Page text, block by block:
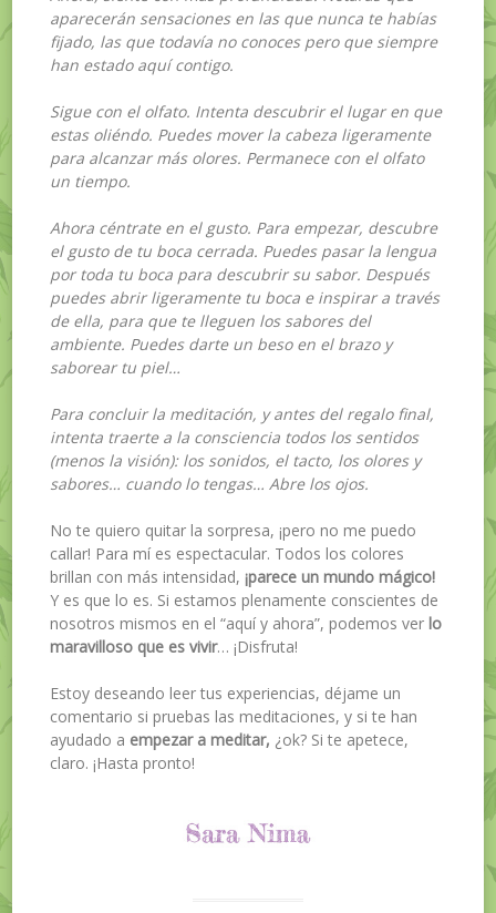
aparecerán sensaciones en las que nunca te habías
fijado, las que todavía no conoces pero que siempre
han estado aquí contigo.
Sigue con el olfato. Intenta descubrir el lugar en que
estas oliéndo. Puedes mover la cabeza ligeramente
para alcanzar más olores. Permanece con el olfato
un tiempo.
Ahora céntrate en el gusto. Para empezar, descubre
el gusto de tu boca cerrada. Puedes pasar la lengua
por toda tu boca para descubrir su sabor. Después
puedes abrir ligeramente tu boca e inspirar a través
de ella, para que te lleguen los sabores del
ambiente. Puedes darte un beso en el brazo y
saborear tu piel…
Para concluir la meditación, y antes del regalo final,
intenta traerte a la consciencia todos los sentidos
(menos la visión): los sonidos, el tacto, los olores y
sabores… cuando lo tengas… Abre los ojos.
No te quiero quitar la sorpresa, ¡pero no me puedo
callar! Para mí es espectacular. Todos los colores
brillan con más intensidad, ¡parece un mundo mágico!
Y es que lo es. Si estamos plenamente conscientes de
nosotros mismos en el “aquí y ahora”, podemos ver lo
maravilloso que es vivir… ¡Disfruta!
Estoy deseando leer tus experiencias, déjame un
comentario si pruebas las meditaciones, y si te han
ayudado a empezar a meditar, ¿ok? Si te apetece,
claro. ¡Hasta pronto!